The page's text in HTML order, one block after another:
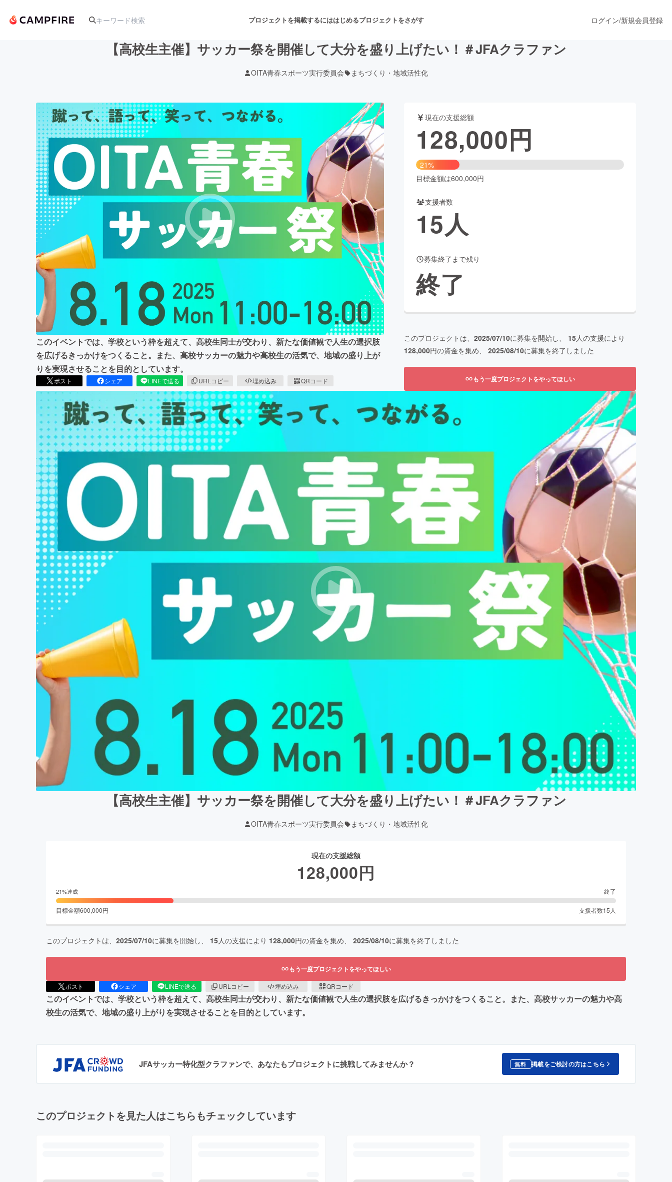
プロジェクトを掲載するにははじめるプロジェクトをさがす
アート・写真 音楽 舞台・パフォーマンス
テクノロジー・ガジェット ゲーム・サービス開発 フード・飲食店 ファッション
書籍・雑誌出版 アニメ・漫画
ビジネス・起業 チャレンジ ビューティー・ヘルスケア
まちづくり・地域活性化
CAMPFIRE Creation
machi-yaコミュニティ
ログイン/新規会員登録
【高校生主催︎︎】サッカー祭を開催して大分を盛り上げたい！＃JFAクラファン
OITA青春スポーツ実行委員会 まちづくり・地域活性化
このイベントでは、学校という枠を超えて、高校生同士が交わり、新たな価値観で人生の選択肢
を広げるきっかけをつくること。また、高校サッカーの魅力や高校生の活気で、地域の盛り上が
りを実現させることを目的としています。
ポスト シェア LINEで送る URLコピー 埋め込み QRコード
現在の支援総額
128,000円
21%
目標金額は600,000円
支援者数
15人
募集終了まで残り
終了
このプロジェクトは、 2025/07/10に募集を開始し、 15人の支援により
128,000円の資金を集め、 2025/08/10に募集を終了しました
もう一度プロジェクトをやってほしい
【高校生主催︎︎】サッカー祭を開催して大分を盛り上げたい！＃JFAクラファン
OITA青春スポーツ実行委員会 まちづくり・地域活性化
現在の支援総額
128,000円
21%達成 終了
目標金額600,000円 支援者数15 人
このプロジェクトは、 2025/07/10に募集を開始し、 15人の支援により 128,000円の資金を集め、 2025/08/10に募集を終了しました
もう一度プロジェクトをやってほしい
ポスト シェア LINEで送る URLコピー 埋め込み QRコード
このイベントでは、学校という枠を超えて、高校生同士が交わり、新たな価値観で人生の選択肢を広げるきっかけをつくること。また、高校サッカーの魅力や高
校生の活気で、地域の盛り上がりを実現させることを目的としています。
JFAサッカー特化型クラファンで、あなたもプロジェクトに挑戦してみませんか？ 無料 掲載をご検討の方はこちら
このプロジェクトを見た人はこちらもチェックしています